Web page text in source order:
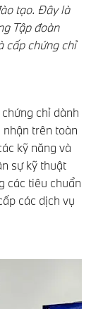
tạo. Đây là
Tập đoàn
cấp chứng chỉ
chỉ dành
trên toàn
kỹ năng và
sự kỹ thuật
các tiêu chuẩn
các dịch vụ